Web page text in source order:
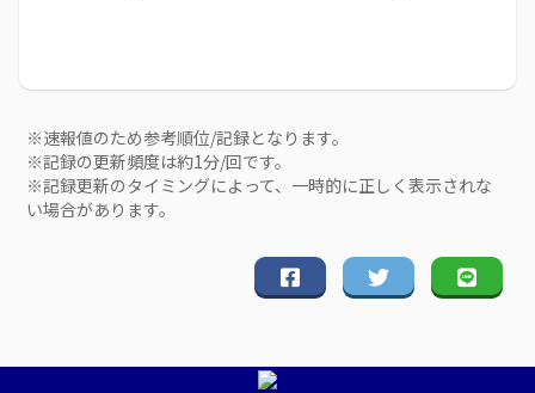
※速報値のため参考順位/記録となります。
※記録の更新頻度は約1分/回です。
※記録更新のタイミングによって、一時的に正しく表示されな
い場合があります。